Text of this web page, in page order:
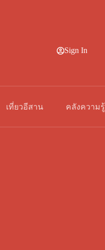
Sign In
เที่ยวอีสาน คลังความรู้